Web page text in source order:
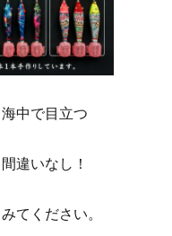
中で目立つ
違いなし！
てください。